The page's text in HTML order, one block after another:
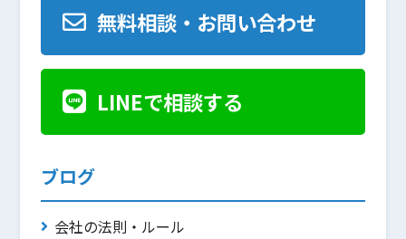
無料相談・お問い合わせ
LINEで相談する
ブログ
会社の法則・ルール